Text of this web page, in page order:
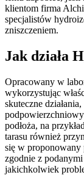
klientom firma
specjalistów
zniszczeniem.
Jak działa
Opracowany w
wykorzystując
skuteczne
podłoża, na
tarasu również
się w proponowany
zgodnie z
jakichkolwiek